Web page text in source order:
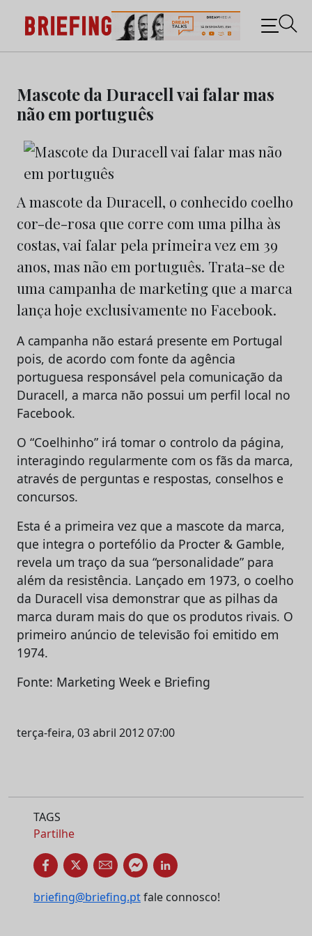
content
Briefing: Todas as notícias sobre os negócios do
Marketing e da Publicidade
Mascote da Duracell vai falar mas
não em português
A mascote da Duracell, o conhecido coelho
cor-de-rosa que corre com uma pilha às
costas, vai falar pela primeira vez em 39
anos, mas não em português. Trata-se de
uma campanha de marketing que a marca
lança hoje exclusivamente no Facebook.
A campanha não estará presente em Portugal
pois, de acordo com fonte da agência
portuguesa responsável pela comunicação da
Duracell, a marca não possui um perfil local no
Facebook.
O “Coelhinho” irá tomar o controlo da página,
interagindo regularmente com os fãs da marca,
através de perguntas e respostas, conselhos e
concursos.
Esta é a primeira vez que a mascote da marca,
que integra o portefólio da Procter & Gamble,
revela um traço da sua “personalidade” para
além da resistência. Lançado em 1973, o coelho
da Duracell visa demonstrar que as pilhas da
marca duram mais do que os produtos rivais. O
primeiro anúncio de televisão foi emitido em
1974.
Fonte: Marketing Week e Briefing
terça-feira, 03 abril 2012 07:00
TAGS
Partilhe
briefing@briefing.ptfale connosco!